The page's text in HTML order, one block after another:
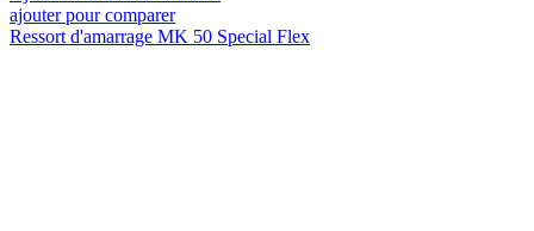
ajouter pour comparer
Ressort d'amarrage MK 50 Special Flex